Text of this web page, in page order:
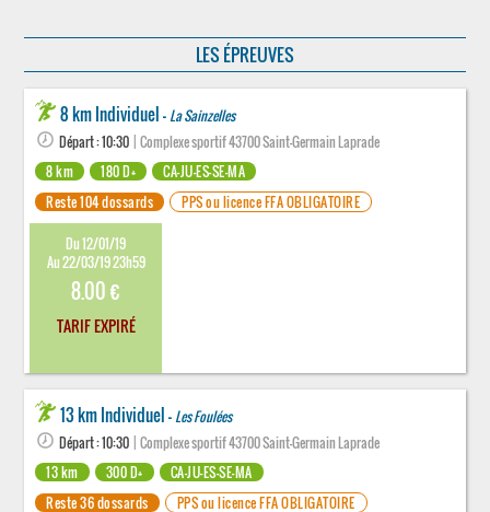
LES ÉPREUVES
8 km Individuel - La Sainzelles
Départ : 10:30 | Complexe sportif 43700 Saint-Germain Laprade
8 km
180 D+
CA-JU-ES-SE-MA
Reste 104 dossards
PPS ou licence FFA OBLIGATOIRE
Du 12/01/19
Au 22/03/19 23h59
8.00 €
TARIF EXPIRÉ
13 km Individuel - Les Foulées
Départ : 10:30 | Complexe sportif 43700 Saint-Germain Laprade
13 km
300 D+
CA-JU-ES-SE-MA
Reste 36 dossards
PPS ou licence FFA OBLIGATOIRE